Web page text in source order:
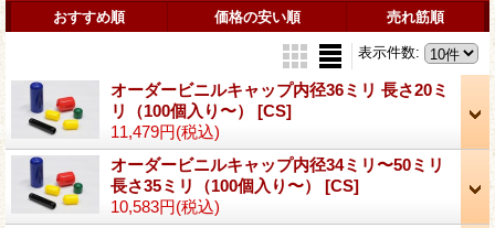
おすすめ順 価格の安い順 売れ筋順
表示件数:
オーダービニルキャップ内径36ミリ 長さ20ミ
リ（100個入り〜） [CS]
11,479円(税込)
オーダービニルキャップ内径34ミリ〜50ミリ
長さ35ミリ（100個入り〜） [CS]
10,583円(税込)